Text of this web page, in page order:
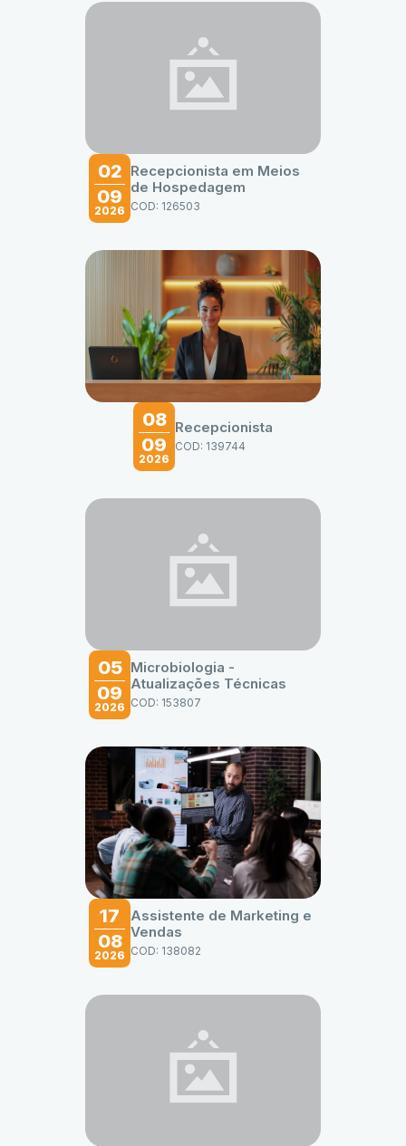
02
09
2026
Recepcionista em Meios
de Hospedagem
COD: 126503
08
09
2026
Recepcionista
COD: 139744
05
09
2026
Microbiologia -
Atualizações Técnicas
COD: 153807
17
08
2026
Assistente de Marketing e
Vendas
COD: 138082